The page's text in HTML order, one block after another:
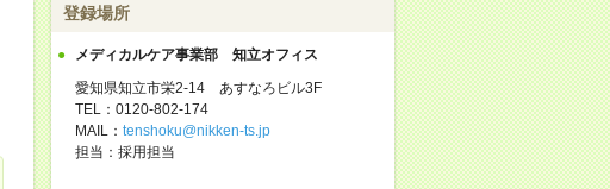
登録場所
メディカルケア事業部 知立オフィス
愛知県知立市栄2-14 あすなろビル3F
TEL：0120-802-174
MAIL： tenshoku@nikken-ts.jp
担当：採用担当